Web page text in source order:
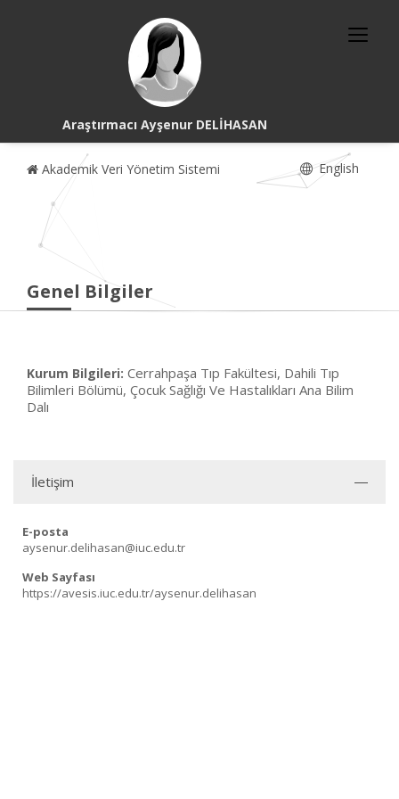
Araştırmacı Ayşenur DELİHASAN
Akademik Veri Yönetim Sistemi English
Genel Bilgiler
Kurum Bilgileri: Cerrahpaşa Tıp Fakültesi, Dahili Tıp
Bilimleri Bölümü, Çocuk Sağlığı Ve Hastalıkları Ana Bilim
Dalı
İletişim
E-posta
aysenur.delihasan@iuc.edu.tr
Web Sayfası
https://avesis.iuc.edu.tr/aysenur.delihasan